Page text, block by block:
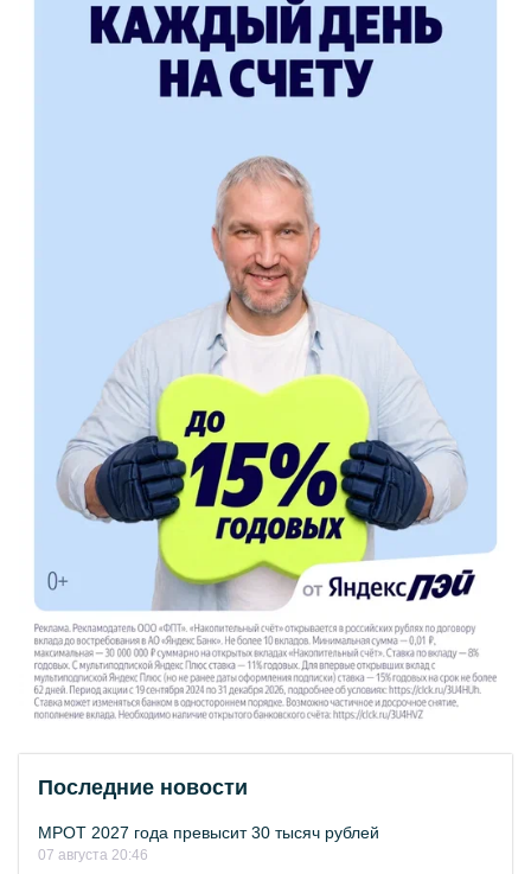
Последние новости
МРОТ 2027 года превысит 30 тысяч рублей
07 августа 20:46